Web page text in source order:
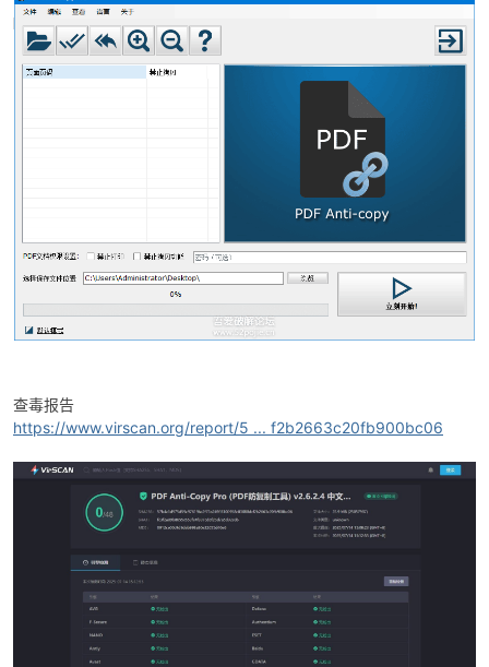
查毒报告
https://www.virscan.org/report/5 ... f2b2663c20fb900bc06